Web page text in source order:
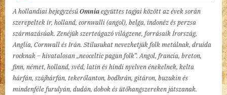
A hollandiai bejegyzésűOmniaegyüttes tagjai között az évek során
szerepeltek ír, holland, cornwalli (angol), belga, indonéz és perzsa
származásúak. Zenéjük szerteágazó világzene, forrásaik Írország,
Anglia, Cornwall és Irán. Stílusukat nevezhetjük folk metálnak, druida
rocknak – hivatalosan „neoceltic pagan folk”. Angol, francia, breton,
finn, német, holland, svéd, latin és hindi nyelven énekelnek, kelta
hárfán, szájhárfán, tekerőlanton, bodhrán, gitáron, buzukin és
mindenféle furulyán, dudán, dobok és ütőhangszereken játszanak.